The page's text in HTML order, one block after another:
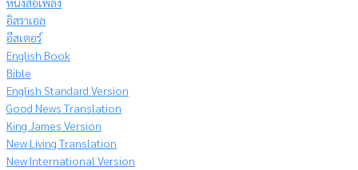
อิสราเอล
อีสเตอร์
English Book
Bible
English Standard Version
Good News Translation
King James Version
New Living Translation
New International Version